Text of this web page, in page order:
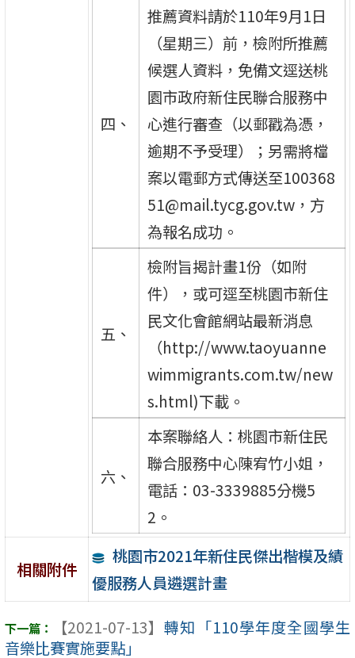
四、
推薦資料請於110年9月1日
（星期三）前，檢附所推薦
候選人資料，免備文逕送桃
園市政府新住民聯合服務中
心進行審查（以郵戳為憑，
逾期不予受理）；另需將檔
案以電郵方式傳送至100368
51@mail.tycg.gov.tw，方
為報名成功。
五、
檢附旨揭計畫1份（如附
件），或可逕至桃園市新住
民文化會館網站最新消息
（http://www.taoyuanne
wimmigrants.com.tw/new
s.html)下載。
六、
本案聯絡人：桃園市新住民
聯合服務中心陳宥竹小姐，
電話：03-3339885分機5
2。
相關附件
桃園市2021年新住民傑出楷模及績
優服務人員遴選計畫
【2021-07-13】 轉知「110學年度全國學生
音樂比賽實施要點」